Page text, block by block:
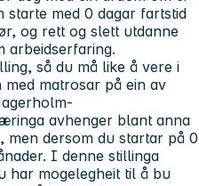
starte med 0 dagar fartstid
og rett og slett utdanne
arbeidserfaring.
så du må like å vere i
med matrosar på ein av
avhenger blant anna
men dersom du startar på 0
I denne stillinga
har mogelegheit til å bu